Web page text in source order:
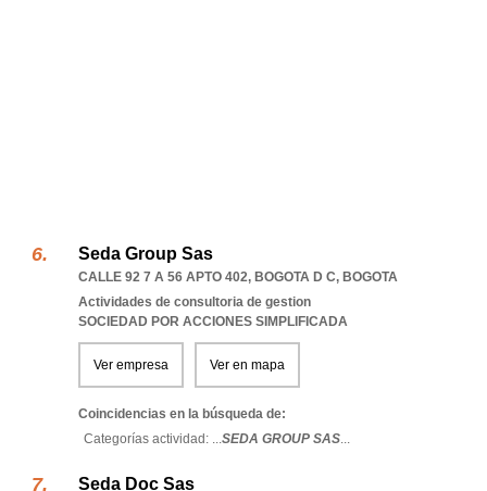
Seda Group Sas
CALLE 92 7 A 56 APTO 402, BOGOTA D C, BOGOTA
Actividades de consultoria de gestion
SOCIEDAD POR ACCIONES SIMPLIFICADA
Ver empresa Ver en mapa
Coincidencias en la búsqueda de:
Categorías actividad: ...SEDA GROUP SAS...
Seda Doc Sas